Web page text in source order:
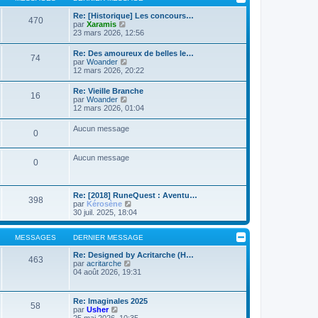
g
e
m
s
a
g
e
t
e
r
l
e
d
e
r
n
i
e
r
s
a
g
470
Re: [Historique] Les concours…
par Xaramis
o
u
l
t
e
r
l
e
d
e
r
i
e
e
s
s
a
g
e
23 mars 2026, 12:56
74
Re: Des amoureux de belles le…
par Woander
o
u
l
t
e
r
e
d
e
i
e
r
m
e
s
s
a
g
e
12 mars 2026, 20:22
16
Re: Vieille Branche
par Woander
o
u
t
e
e
d
e
r
n
i
e
m
e
s
s
g
e
12 mars 2026, 01:04
0 Aucun message
0 Aucun message
398
Re: [2018] RuneQuest : Aventu…
par Kérosène
o
n
s
u
l
t
r
d
e
r
30 juil. 2025, 18:04
MESSAGES DERNIER MESSAGE
463
Re: Designed by Acritarche (H…
par acritarche
o
u
l
t
04 août 2026, 19:31
58
Re: Imaginales 2025
par Usher